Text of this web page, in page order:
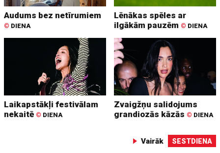
Audums bez netīrumiem
© DIENA
Lēnākas spēles ar
ilgākām pauzēm © DIENA
Laikapstākļi festivālam
nekaitē © DIENA
Zvaigžņu salidojums
grandiozās kāzās © DIENA
Vairāk SESTDIENA